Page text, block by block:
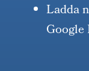
Ladda
Google